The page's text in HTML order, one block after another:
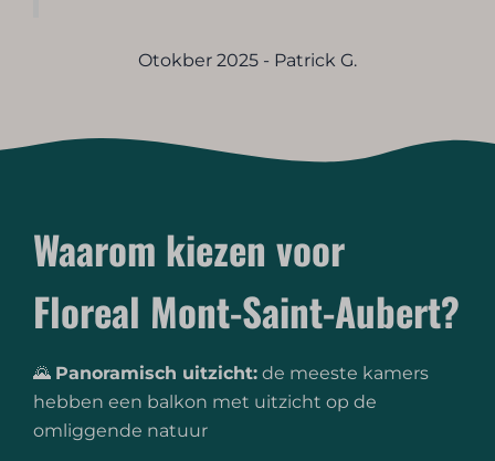
Otokber 2025 - Patrick G.
Waarom kiezen voor
Floreal Mont-Saint-Aubert?
🌄 Panoramisch uitzicht: de meeste kamers
hebben een balkon met uitzicht op de
omliggende natuur